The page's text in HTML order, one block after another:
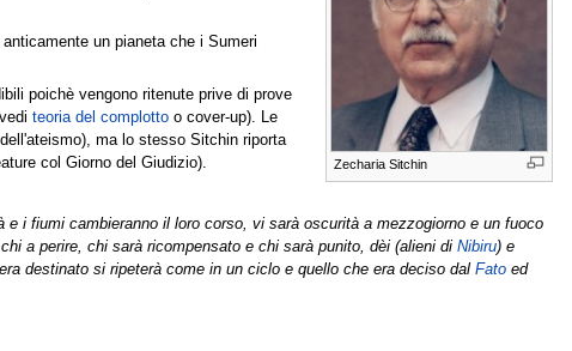
Zecharia Sitchin
un pianeta che i Sumeri
poichè vengono ritenute prive di prove
teoria del complotto o cover-up). Le
ma lo stesso Sitchin riporta
col Giorno del Giudizio).
i fiumi cambieranno il loro corso, vi sarà oscurità a mezzogiorno e un fuoco
a perire, chi sarà ricompensato e chi sarà punito, dèi (alieni di Nibiru) e
destinato si ripeterà come in un ciclo e quello che era deciso dal Fatoed